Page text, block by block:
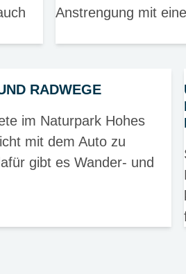
Anstrengung mit
RADWEGE
im Naturpark Hohes
mit dem Auto zu
gibt es Wander- und